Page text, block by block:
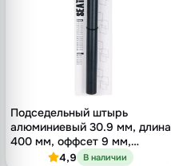
Подседельный штырь
алюминиевый 30.9 мм, длина
400 мм, оффсет 9 мм,
двухболтовый кованый
4,9 В наличии